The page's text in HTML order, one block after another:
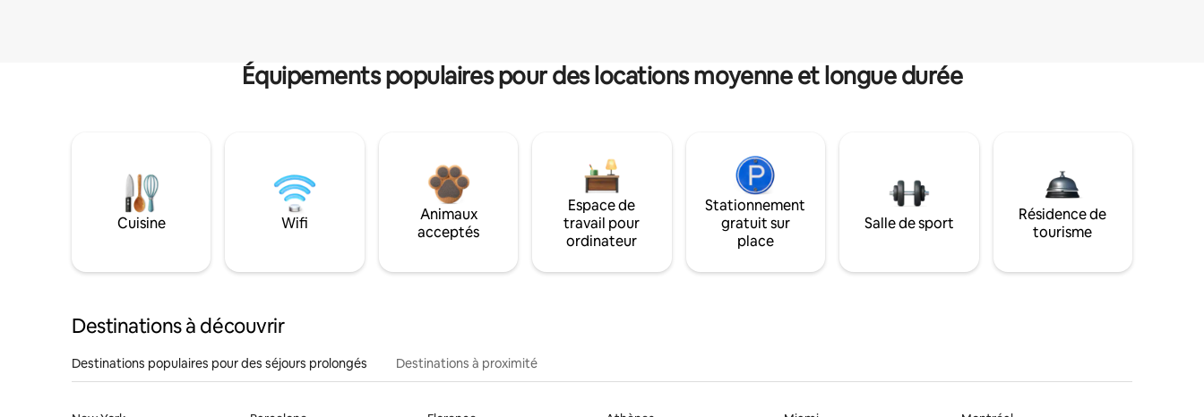
Équipements populaires pour des locations moyenne et longue durée
Cuisine Wifi
Animaux
acceptés
Espace de
travail pour
ordinateur
Stationnement
gratuit sur
place
Salle de sport
Résidence de
tourisme
Destinations à découvrir
Destinations populaires pour des séjours prolongés Destinations à proximité